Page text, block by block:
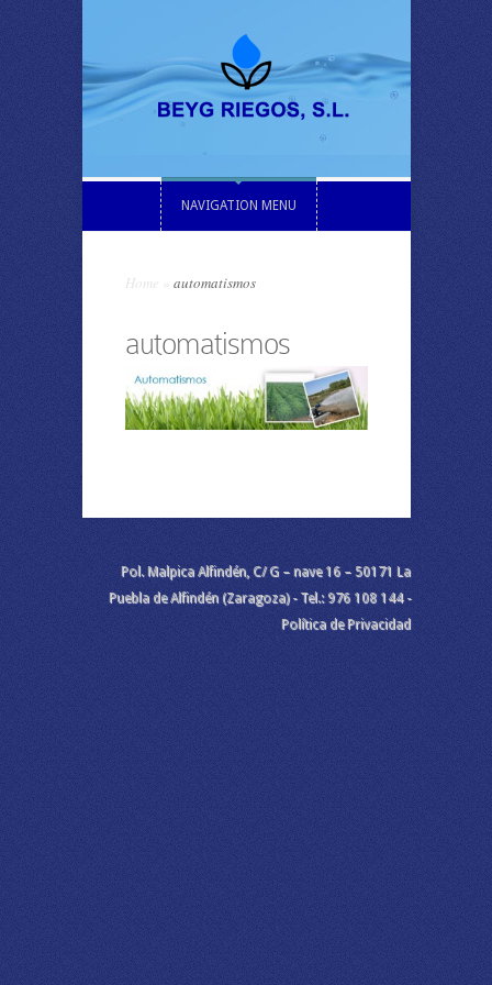
NAVIGATION MENU
Home automatismos
automatismos
Pol. Malpica Alfindén, C/ G – nave 16 – 50171 La
Puebla de Alfindén (Zaragoza) - Tel.: 976 108 144 -
Política de Privacidad